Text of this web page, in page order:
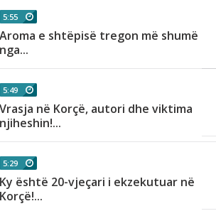
5:55
Aroma e shtëpisë tregon më shumë
nga...
5:49
Vrasja në Korçë, autori dhe viktima
njiheshin!...
5:29
Ky është 20-vjeçari i ekzekutuar në
Korçë!...